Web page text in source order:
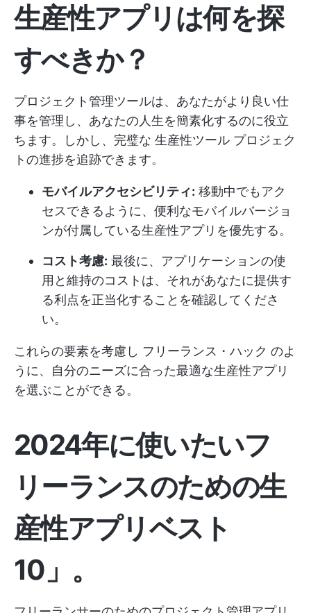
生産性アプリは何を探
すべきか？
プロジェクト管理ツールは、あなたがより良い仕
事を管理し、あなたの人生を簡素化するのに役立
ちます。しかし、完璧な 生産性ツール プロジェク
トの進捗を追跡できます。
モバイルアクセシビリティ: 移動中でもアク
セスできるように、便利なモバイルバージョ
ンが付属している生産性アプリを優先する。
コスト考慮: 最後に、アプリケーションの使
用と維持のコストは、それがあなたに提供す
る利点を正当化することを確認してくださ
い。
これらの要素を考慮し フリーランス・ハック のよ
うに、自分のニーズに合った最適な生産性アプリ
を選ぶことができる。
2024年に使いたいフ
リーランスのための生
産性アプリベスト
10 」。